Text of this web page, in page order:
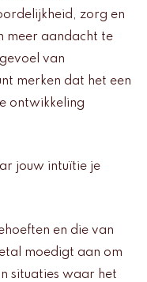
zorg en
meer aandacht te
van
merken dat het een
ontwikkeling
jouw intuïtie je
en die van
moedigt aan om
situaties waar het